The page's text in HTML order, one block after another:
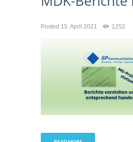
Posted 15. April 2021 1252